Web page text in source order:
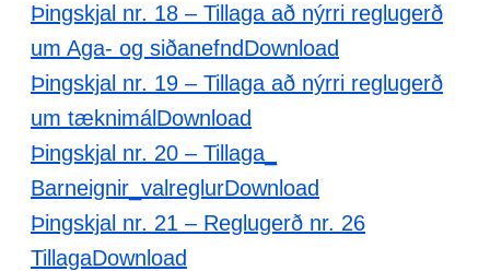
Þingskjal nr. 18 – Tillaga að nýrri reglugerð
um Aga- og siðanefndDownload
Þingskjal nr. 19 – Tillaga að nýrri reglugerð
um tæknimál Download
Þingskjal nr. 20 – Tillaga_
Barneignir_valreglurDownload
Þingskjal nr. 21 – Reglugerð nr. 26
TillagaDownload